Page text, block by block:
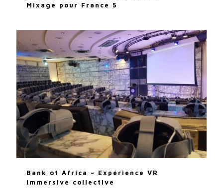
Mixage pour France 5
Bank of Africa – Expérience VR
immersive collective